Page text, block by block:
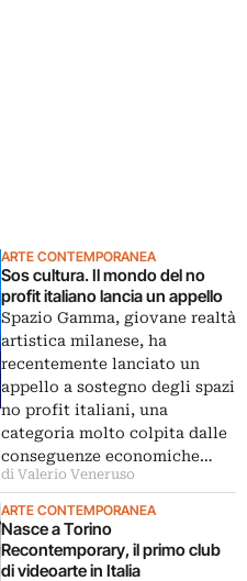
ARTE CONTEMPORANEA
Sos cultura. Il mondo del no
profit italiano lancia un appello
Spazio Gamma, giovane realtà
artistica milanese, ha
recentemente lanciato un
appello a sostegno degli spazi
no profit italiani, una
categoria molto colpita dalle
conseguenze economiche…
di Valerio Veneruso
ARTE CONTEMPORANEA
Nasce a Torino
Recontemporary, il primo club
di videoarte in Italia